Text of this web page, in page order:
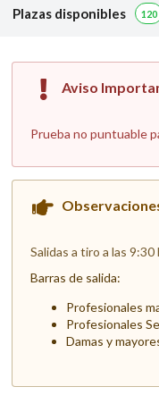
Plazas disponibles 120
Aviso
Prueba no puntuable
Salidas a tiro a las 9:30
Barras de salida:
Profesionales
Profesionales
Damas y